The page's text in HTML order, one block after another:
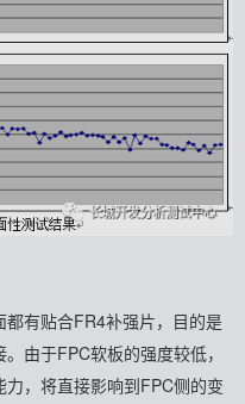
有贴合FR4补强片，目的是
由于FPC软板的强度较低，
，将直接影响到FPC侧的变